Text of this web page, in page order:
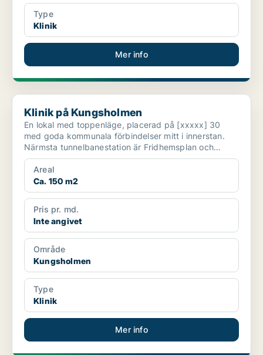
Type
Klinik
Mer info
Klinik på Kungsholmen
Klinik på Kungsholmen
En lokal med toppenläge, placerad på [xxxxx] 30
med goda kommunala förbindelser mitt i innerstan.
Närmsta tunnelbanestation är Fridhemsplan och
lokalen finns...
Areal
Ca. 150 m2
Pris pr. md.
Inte angivet
Område
Kungsholmen
Type
Klinik
Mer info